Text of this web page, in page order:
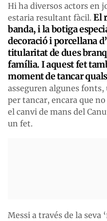
Hi ha diversos actors en
estaria resultant fàcil. El
banda, i la botiga
decoració i porcellana
titularitat de dues
família. I aquest fet
moment de tancar
asseguren algunes
per tancar, encara que
el canvi de mans del
un fet.
Messi a través de la seva